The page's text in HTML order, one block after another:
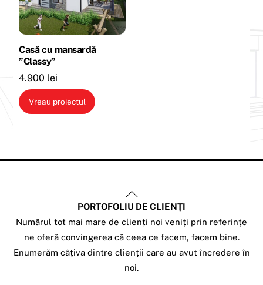
Casă cu mansardă
”Classy”
4.900 lei
Vreau proiectul
Back
To
Top
PORTOFOLIU DE CLIENȚI
Numărul tot mai mare de clienți noi veniți prin referințe
ne oferă convingerea că ceea ce facem, facem bine.
Enumerăm câțiva dintre clienții care au avut încredere în
noi.